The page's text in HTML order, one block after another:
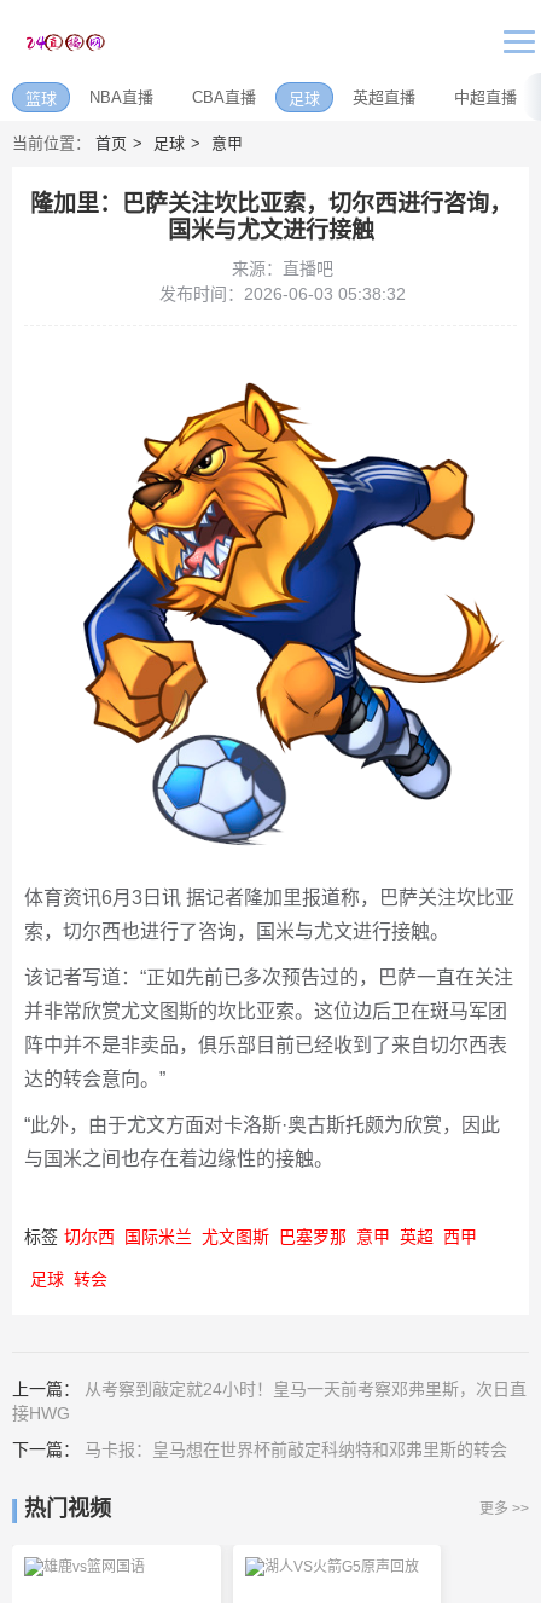
篮球 NBA直播 CBA直播 足球 英超直播 中超直播
当前位置： 首页 足球 意甲
隆加里：巴萨关注坎比亚索，切尔西进行咨询，
国米与尤文进行接触
来源：直播吧
发布时间：2026-06-03 05:38:32
体育资讯6月3日讯 据记者隆加里报道称，巴萨关注坎比亚
索，切尔西也进行了咨询，国米与尤文进行接触。
该记者写道：“正如先前已多次预告过的，巴萨一直在关注
并非常欣赏尤文图斯的坎比亚索。这位边后卫在斑马军团
阵中并不是非卖品，俱乐部目前已经收到了来自切尔西表
达的转会意向。”
“此外，由于尤文方面对卡洛斯·奥古斯托颇为欣赏，因此
与国米之间也存在着边缘性的接触。
标签 切尔西 国际米兰 尤文图斯 巴塞罗那 意甲 英超 西甲
足球 转会
上一篇： 从考察到敲定就24小时！皇马一天前考察邓弗里斯，次日直
接HWG
下一篇： 马卡报：皇马想在世界杯前敲定科纳特和邓弗里斯的转会
热门视频 更多 >>